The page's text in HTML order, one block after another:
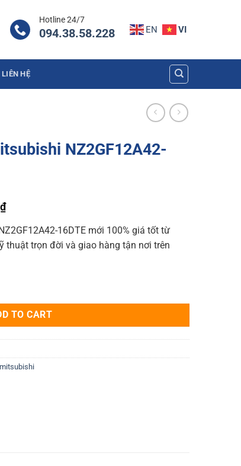
Hotline 24/7
094.38.58.228 EN VI
LIÊN HỆ
NZ2GF12A42-
₫Current
price
is:
8.159.550 ₫.
16DTE mới 100% giá tốt từ
thuật trọn đời và giao hàng tận nơi trên
16DTE quantity
TO CART